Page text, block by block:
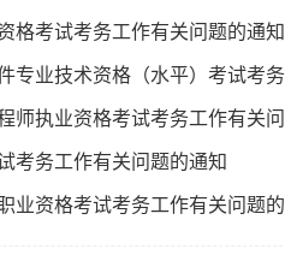
格考试考务工作有关问题的通知
专业技术资格（水平）考试考
师执业资格考试考务工作有关
考务工作有关问题的通知
业资格考试考务工作有关问题